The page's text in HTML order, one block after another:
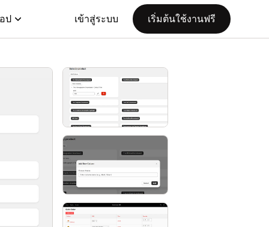
ป เข้าสู่ระบบ เริ่มต้นใช้งานฟรี